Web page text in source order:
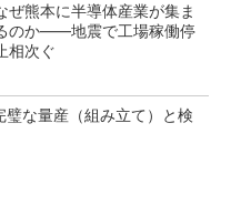
ぜ熊本に半導体産業が集ま
のか――地震で工場稼働停
相次ぐ
璧な量産（組み立て）と検